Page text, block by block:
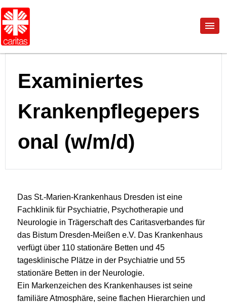
Examiniertes
Krankenpflegepers
onal (w/m/d)
Das St.-Marien-Krankenhaus Dresden ist eine
Fachklinik für Psychiatrie, Psychotherapie und
Neurologie in Trägerschaft des Caritasverbandes für
das Bistum Dresden-Meißen e.V. Das Krankenhaus
verfügt über 110 stationäre Betten und 45
tagesklinische Plätze in der Psychiatrie und 55
stationäre Betten in der Neurologie.
Ein Markenzeichen des Krankenhauses ist seine
familiäre Atmosphäre, seine flachen Hierarchien und